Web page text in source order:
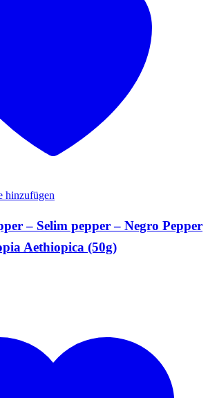
hinzufügen
– Selim pepper – Negro Pepper
Aethiopica (50g)